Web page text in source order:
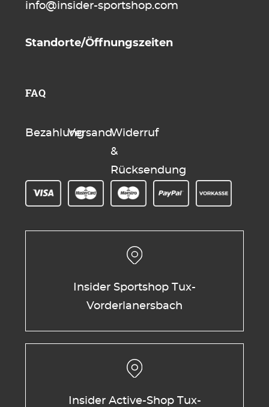
info@insider-sportshop.com
Standorte/Öffnungszeiten
FAQ
BezahlungVersandWiderruf
&
Rücksendung
Insider Sportshop Tux-
Vorderlanersbach
Insider Active-Shop Tux-